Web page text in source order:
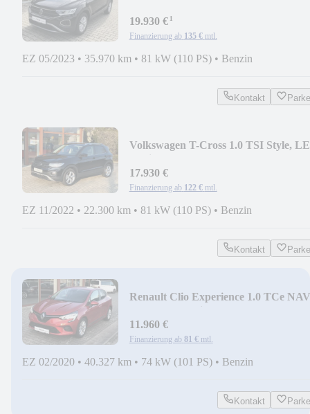
19.930 €¹
Finanzierung ab 135 € mtl.
EZ 05/2023 • 35.970 km • 81 kW (110 PS) • Benzin
Kontakt
Volkswagen T-Cross 1.0 TSI Style,
17.930 €
Finanzierung ab 122 € mtl.
EZ 11/2022 • 22.300 km • 81 kW (110 PS) • Benzin
Kontakt
Renault Clio Experience 1.0 TCe
11.960 €
Finanzierung ab 81 € mtl.
EZ 02/2020 • 40.327 km • 74 kW (101 PS) • Benzin
Kontakt